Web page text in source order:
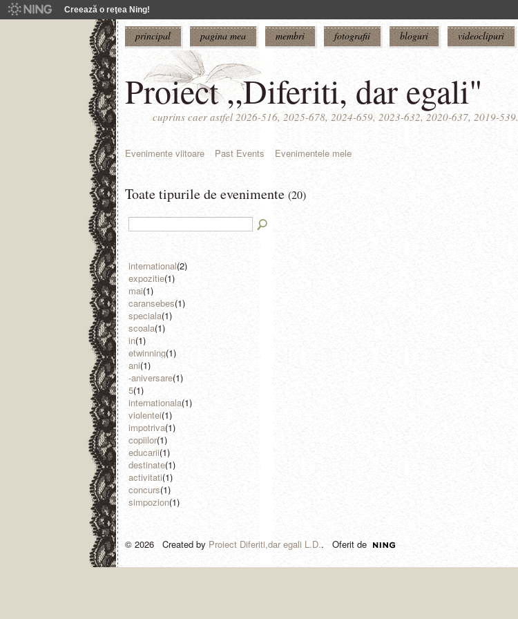
Creează o reţea Ning!
principal pagina mea membri fotografii bloguri videoclipuri
Proiect ,,Diferiti, dar egali"
cuprins caer astfel 2026-516, 2025-678, 2024-659, 2023-632, 2020-637, 2019-539.
Evenimente viitoare Past Events Evenimentele mele
Toate tipurile de evenimente (20)
international(2)
expozitie(1)
mai(1)
caransebes(1)
speciala(1)
scoala(1)
in(1)
etwinning(1)
ani(1)
-aniversare(1)
5(1)
internationala(1)
violentei(1)
impotriva(1)
copiilor(1)
educarii(1)
destinate(1)
activitati(1)
concurs(1)
simpozion(1)
© 2026 Created by Proiect Diferiti,dar egali L.D.. Oferit de